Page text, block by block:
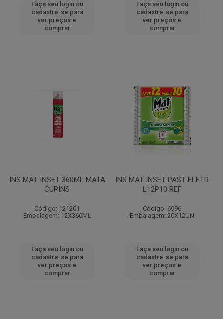
Faça seu login ou
cadastre-se para
ver preços e
comprar
Faça seu login ou
cadastre-se para
ver preços e
comprar
INS MAT INSET 360ML MATA
CUPINS
Código: 121201
Embalagem: 12X360ML
Faça seu login ou
cadastre-se para
ver preços e
comprar
INS MAT INSET PAST ELETR
L12P10 REF
Código: 6996
Embalagem: 20X12UN
Faça seu login ou
cadastre-se para
ver preços e
comprar